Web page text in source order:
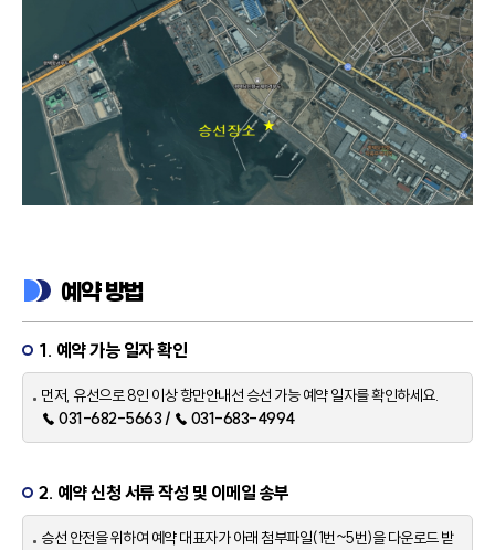
예약 방법
1. 예약 가능 일자 확인
먼저, 유선으로 8인 이상 항만안내선 승선 가능 예약 일자를 확인하세요.
☎ 031-682-5663 / ☎ 031-683-4994
2. 예약 신청 서류 작성 및 이메일 송부
승선 안전을 위하여 예약 대표자가 아래 첨부파일(1번~5번)을 다운로드 받